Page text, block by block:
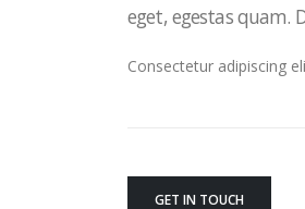
eget, egestas quam.
Consectetur adipiscing
GET IN TOUCH